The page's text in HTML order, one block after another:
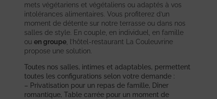
mets végétariens et végétaliens ou adaptés à vos
intolérances alimentaires. Vous profiterez d’un
moment de détente sur notre terrasse ou dans nos
salles de style. En couple, en individuel, en famille
ou en groupe , l’hôtel-restaurant La Couleuvrine
propose une solution.
Toutes nos salles, intimes et adaptables, permettent
toutes les configurations selon votre demande :
– Privatisation pour un repas de famille, Dîner
romantique, Table carrée pour un moment de